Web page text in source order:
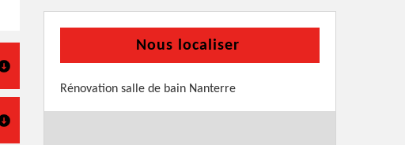
Nous localiser
Rénovation salle de bain Nanterre